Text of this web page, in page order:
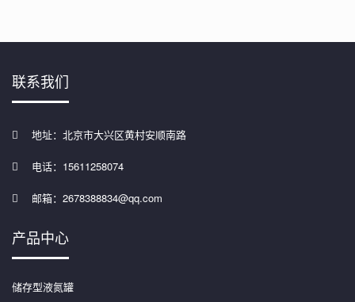
联系我们
地址：北京市大兴区黄村安顺南路
电话：15611258074
邮箱：2678388834@qq.com
产品中心
储存型液氮罐